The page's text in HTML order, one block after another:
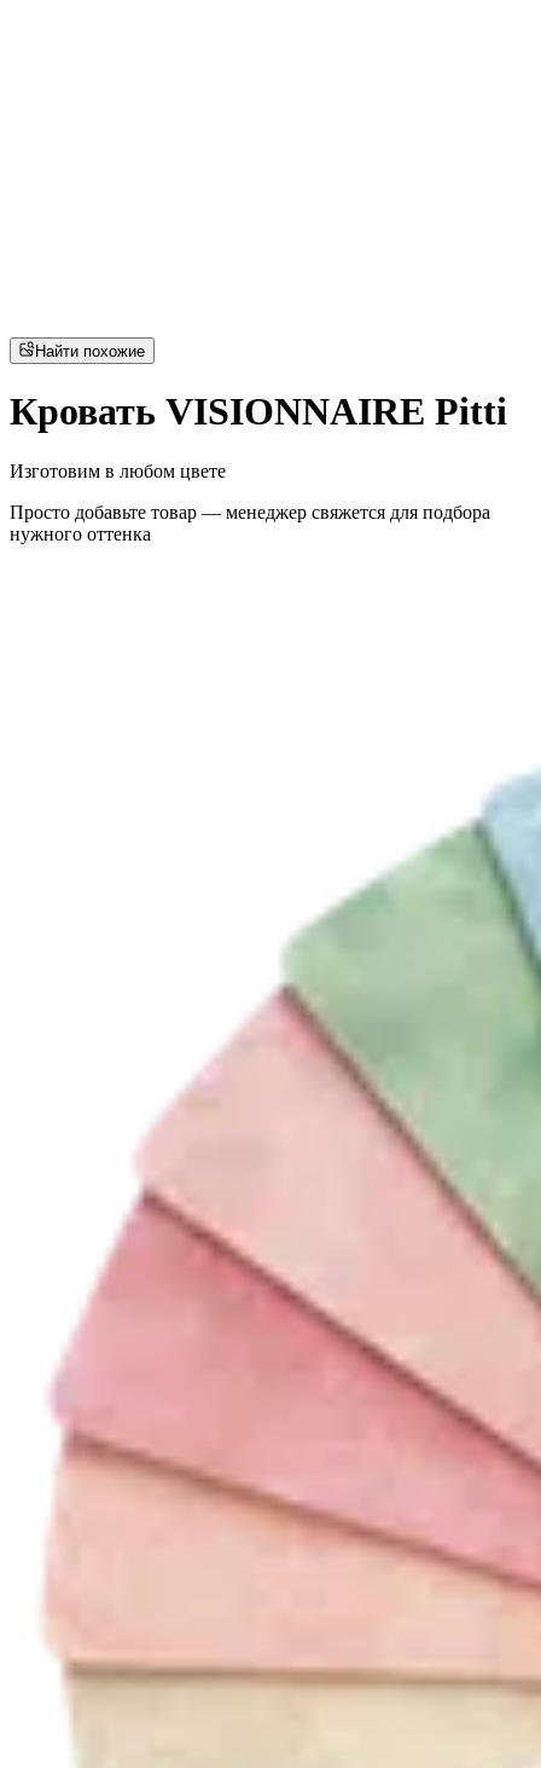
Найти похожие
Кровать VISIONNAIRE Pitti
Изготовим в любом цвете
Просто добавьте товар — менеджер свяжется для подбора
нужного оттенка